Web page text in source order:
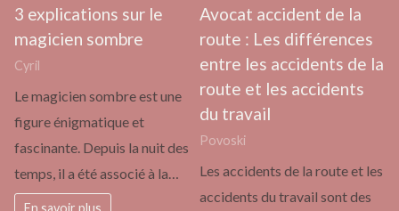
3 explications sur le
magicien sombre
Cyril
Le magicien sombre est une
figure énigmatique et
fascinante. Depuis la nuit des
temps, il a été associé à la…
Avocat accident de la
route : Les différences
entre les accidents de la
route et les accidents
du travail
Povoski
Les accidents de la route et les
accidents du travail sont des